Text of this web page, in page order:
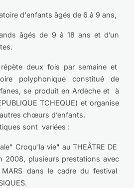
d'enfants âgés de 6 à 9 ans,
âgés de 9 à 18 ans et d’un
deux fois par semaine et
polyphonique constitué de
se produit en Ardèche et à
TCHEQUE) et organise
chœurs d’enfants.
sont variées :
Croqu'la vie" au THEÂTRE DE
2008, plusieurs prestations avec
MARS dans le cadre du festival